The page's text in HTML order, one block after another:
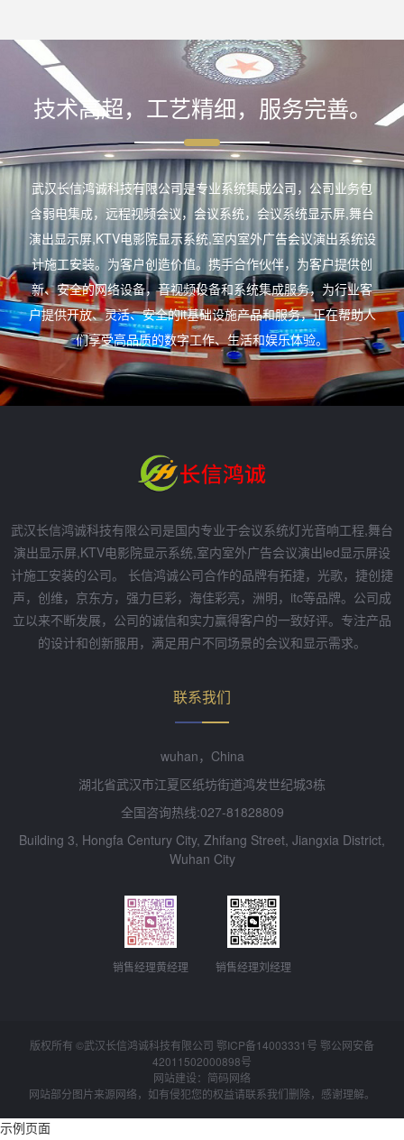
技术高超，工艺精细，服务完善。
武汉长信鸿诚科技有限公司是专业系统集成公司，公司业务包
含弱电集成，远程视频会议，会议系统，会议系统显示屏,舞台
演出显示屏,KTV电影院显示系统,室内室外广告会议演出系统设
计施工安装。为客户创造价值。携手合作伙伴，为客户提供创
新、安全的网络设备，音视频设备和系统集成服务，为行业客
户提供开放、灵活、安全的it基础设施产品和服务，正在帮助人
们享受高品质的数字工作、生活和娱乐体验。
武汉长信鸿诚科技有限公司是国内专业于会议系统灯光音响工程,舞台
演出显示屏,KTV电影院显示系统,室内室外广告会议演出led显示屏设
计施工安装的公司。 长信鸿诚公司合作的品牌有拓捷，光歌，捷创捷
声，创维，京东方，强力巨彩，海佳彩亮，洲明，itc等品牌。公司成
立以来不断发展，公司的诚信和实力赢得客户的一致好评。专注产品
的设计和创新服用，满足用户不同场景的会议和显示需求。
联系我们
wuhan，China
湖北省武汉市江夏区纸坊街道鸿发世纪城3栋
全国咨询热线:027-81828809
Building 3, Hongfa Century City, Zhifang Street, Jiangxia District,
Wuhan City
销售经理黄经理 销售经理刘经理
版权所有 ©武汉长信鸿诚科技有限公司 鄂ICP备14003331号 鄂公网安备
42011502000898号
网站建设：简码网络
网站部分图片来源网络，如有侵犯您的权益请联系我们删除，感谢理解。
示例页面